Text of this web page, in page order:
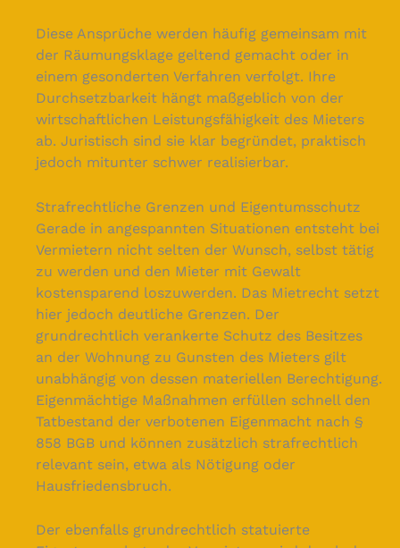
Diese Ansprüche werden häufig gemeinsam mit
der Räumungsklage geltend gemacht oder in
einem gesonderten Verfahren verfolgt. Ihre
Durchsetzbarkeit hängt maßgeblich von der
wirtschaftlichen Leistungsfähigkeit des Mieters
ab. Juristisch sind sie klar begründet, praktisch
jedoch mitunter schwer realisierbar.
Strafrechtliche Grenzen und Eigentumsschutz
Gerade in angespannten Situationen entsteht bei
Vermietern nicht selten der Wunsch, selbst tätig
zu werden und den Mieter mit Gewalt
kostensparend loszuwerden. Das Mietrecht setzt
hier jedoch deutliche Grenzen. Der
grundrechtlich verankerte Schutz des Besitzes
an der Wohnung zu Gunsten des Mieters gilt
unabhängig von dessen materiellen Berechtigung.
Eigenmächtige Maßnahmen erfüllen schnell den
Tatbestand der verbotenen Eigenmacht nach §
858 BGB und können zusätzlich strafrechtlich
relevant sein, etwa als Nötigung oder
Hausfriedensbruch.
Der ebenfalls grundrechtlich statuierte